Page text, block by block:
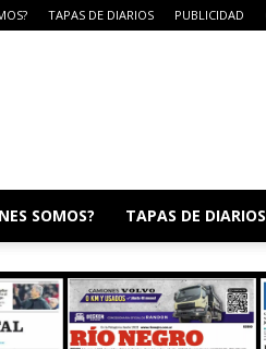
TAPAS DE DIARIOS PUBLICIDAD
SOMOS? TAPAS DE DIARIOS